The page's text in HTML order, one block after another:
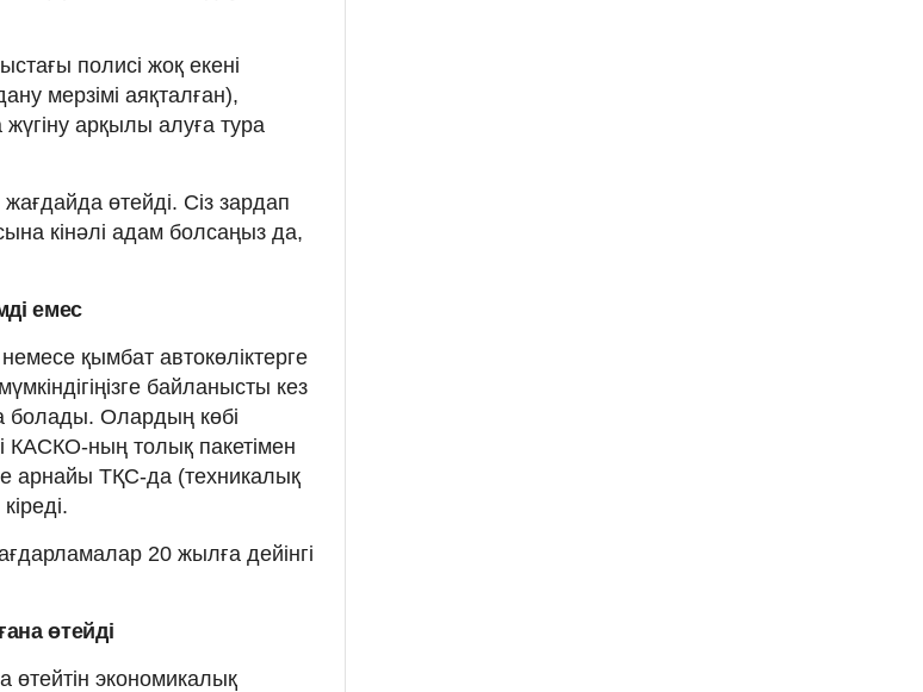
полисі жоқ екені
мерзімі аяқталған),
арқылы алуға тура
өтейді. Сіз зардап
кінәлі адам болсаңыз да,
емес
қымбат автокөліктерге
байланысты кез
болады. Олардың көбі
КАСКО-ның толық пакетімен
арнайы ТҚС-да (техникалық
20 жылға дейінгі
өтейді
экономикалық